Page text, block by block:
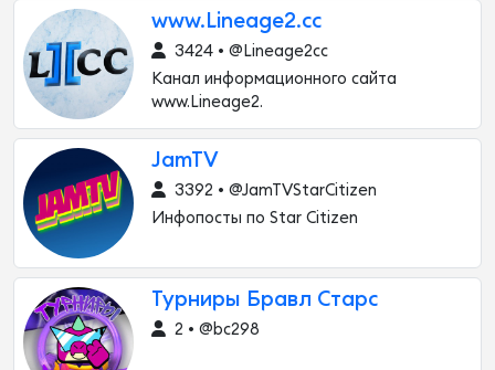
www.Lineage2.cc
3424 • @Lineage2cc
Канал информационного сайта
www.Lineage2.
JamTV
3392 • @JamTVStarCitizen
Инфопосты по Star Citizen
Турниры Бравл Старс
2 • @bc298